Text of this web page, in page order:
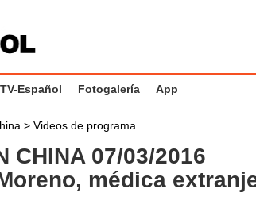
Español Fotogalería App
> Videos de programa
CHINA 07/03/2016
médica